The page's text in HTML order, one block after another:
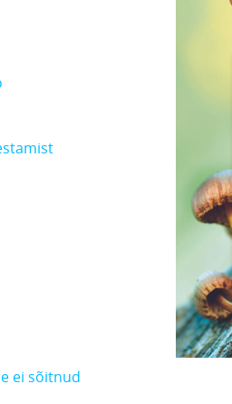
ei sõitnud